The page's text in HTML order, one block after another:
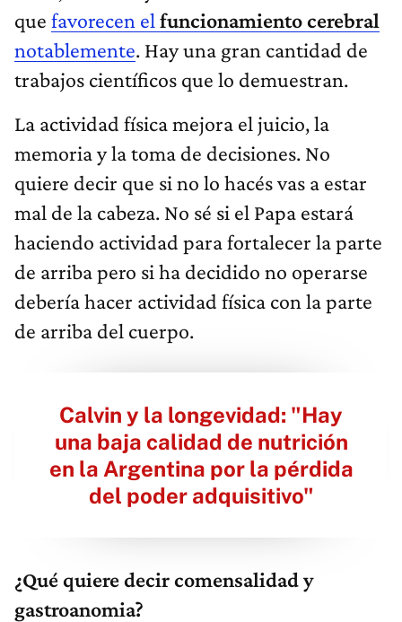
que favorecen el funcionamiento cerebral
notablemente. Hay una gran cantidad de
trabajos científicos que lo demuestran.
La actividad física mejora el juicio, la
memoria y la toma de decisiones. No
quiere decir que si no lo hacés vas a estar
mal de la cabeza. No sé si el Papa estará
haciendo actividad para fortalecer la parte
de arriba pero si ha decidido no operarse
debería hacer actividad física con la parte
de arriba del cuerpo.
Calvin y la longevidad: "Hay
una baja calidad de nutrición
en la Argentina por la pérdida
del poder adquisitivo"
¿Qué quiere decir comensalidad y
gastroanomia?